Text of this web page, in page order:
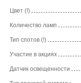
Цвет (!)
Количество ламп
Тип спотов (!)
Участие в акциях
Датчик освещенности